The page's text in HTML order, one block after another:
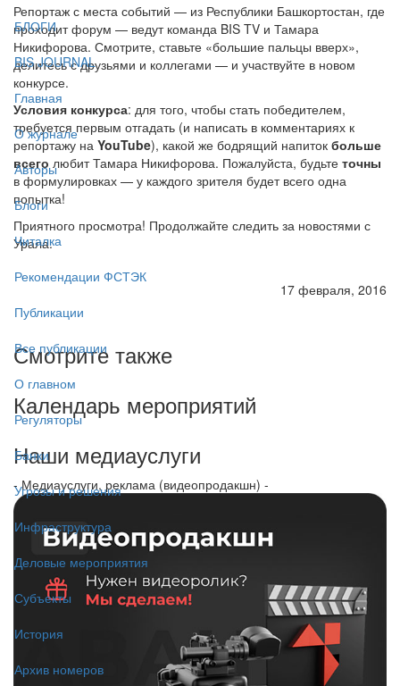
БЛОГИ
BIS JOURNAL
Главная
О журнале
Авторы
Блоги
Читалка
Рекомендации ФСТЭК
Публикации
Все публикации
О главном
Регуляторы
Банки
Угрозы и решения
Инфраструктура
Деловые мероприятия
Субъекты
История
Архив номеров
Репортаж с места событий — из Республики Башкортостан, где
проходит форум — ведут команда BIS TV и Тамара
Никифорова. Смотрите, ставьте «большие пальцы вверх»,
делитесь с друзьями и коллегами — и участвуйте в новом
конкурсе.
Условия конкурса: для того, чтобы стать победителем,
требуется первым отгадать (и написать в комментариях к
репортажу на YouTube), какой же бодрящий напиток больше
всего любит Тамара Никифорова. Пожалуйста, будьте точны
в формулировках — у каждого зрителя будет всего одна
попытка!
Приятного просмотра! Продолжайте следить за новостями с
Урала.
17 февраля, 2016
Смотрите также
Календарь мероприятий
Наши медиауслуги
- Медиауслуги, реклама (видеопродакшн) -